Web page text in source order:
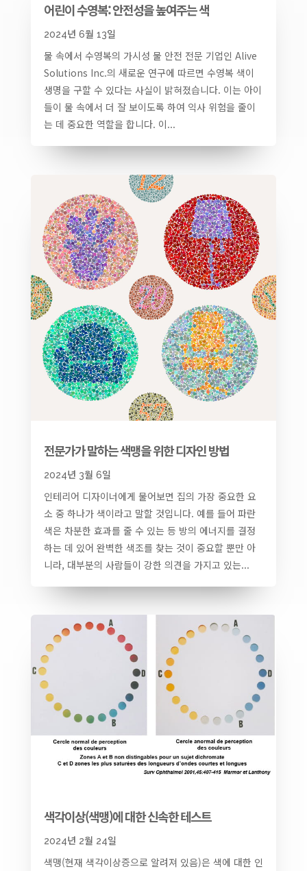
어린이 수영복: 안전성을 높여주는 색
2024년 6월 13일
물 속에서 수영복의 가시성 물 안전 전문 기업인 Alive
Solutions Inc.의 새로운 연구에 따르면 수영복 색이
생명을 구할 수 있다는 사실이 밝혀졌습니다. 이는 아이
들이 물 속에서 더 잘 보이도록 하여 익사 위험을 줄이
는 데 중요한 역할을 합니다. 이...
전문가가 말하는 색맹을 위한 디자인 방법
2024년 3월 6일
인테리어 디자이너에게 물어보면 집의 가장 중요한 요
소 중 하나가 색이라고 말할 것입니다. 예를 들어 파란
색은 차분한 효과를 줄 수 있는 등 방의 에너지를 결정
하는 데 있어 완벽한 색조를 찾는 것이 중요할 뿐만 아
니라, 대부분의 사람들이 강한 의견을 가지고 있는...
색각이상(색맹)에 대한 신속한 테스트
2024년 2월 24일
색맹(현재 색각이상증으로 알려져 있음)은 색에 대한 인